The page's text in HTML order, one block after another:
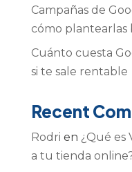
Campañas de
cómo plantearlas
Cuánto cuesta
si te sale rentable
Recent
Rodri en ¿Qué es
a tu tienda